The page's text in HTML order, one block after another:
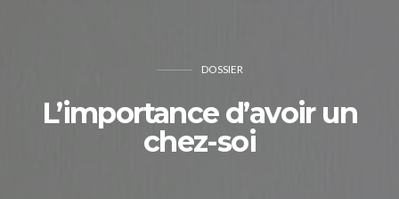
DOSSIER
L’importance d’avoir un
chez-soi